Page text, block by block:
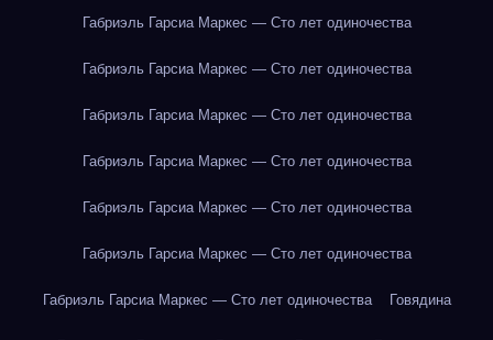
Габриэль Гарсиа Маркес — Сто лет одиночества
Габриэль Гарсиа Маркес — Сто лет одиночества
Габриэль Гарсиа Маркес — Сто лет одиночества
Габриэль Гарсиа Маркес — Сто лет одиночества
Габриэль Гарсиа Маркес — Сто лет одиночества
Габриэль Гарсиа Маркес — Сто лет одиночества
Габриэль Гарсиа Маркес — Сто лет одиночества Говядина